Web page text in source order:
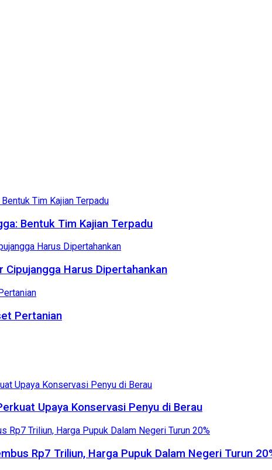
Bentuk Tim Kajian Terpadu
Harus Dipertahankan
Pertanian
Upaya Konservasi Penyu di Berau
Rp7 Triliun, Harga Pupuk Dalam Negeri Turun